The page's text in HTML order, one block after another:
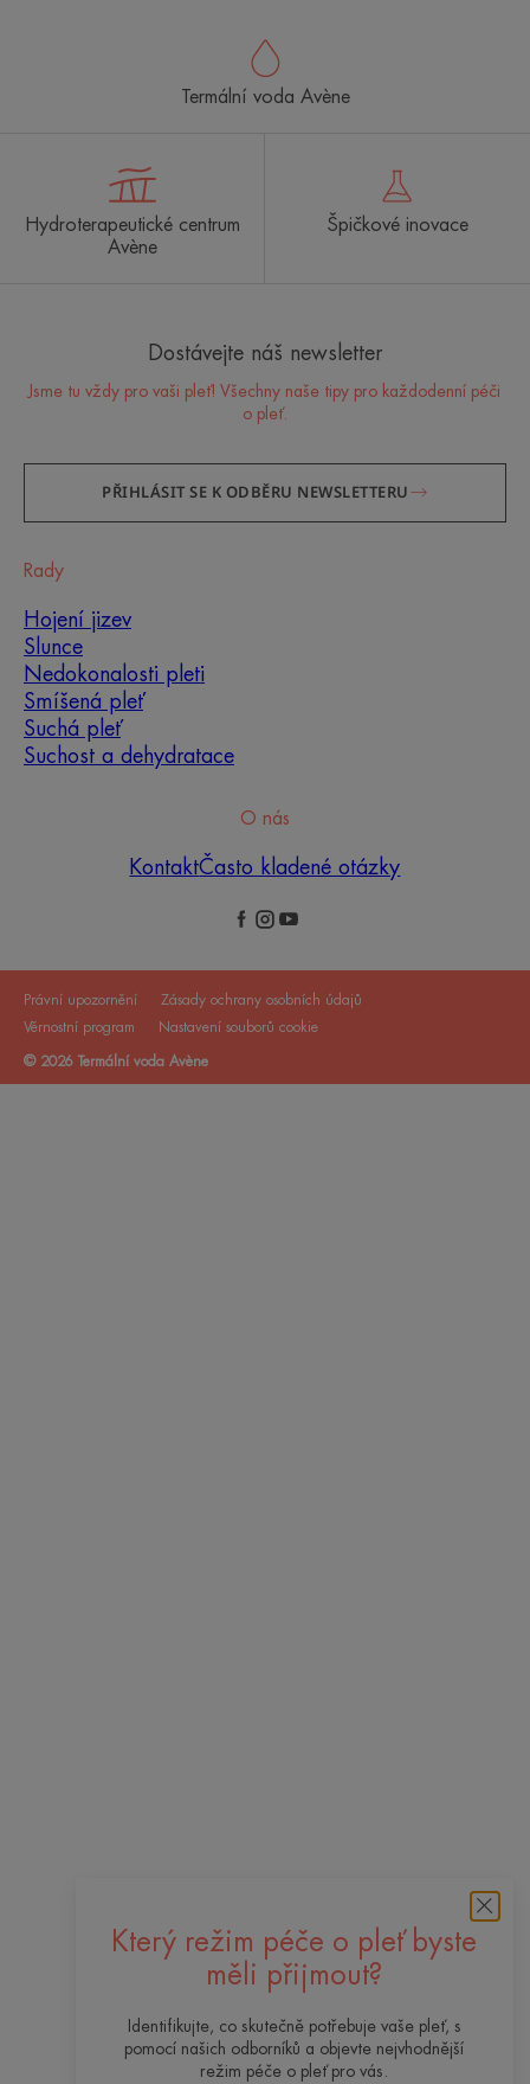
Který režim péče o pleť byste
měli přijmout?
Identifikujte, co skutečně potřebuje vaše pleť, s
pomocí našich odborníků a objevte nejvhodnější
režim péče o pleť pro vás.
Termální voda Avène
Hydroterapeutické centrum
Avène
Špičkové inovace
Dostávejte náš newsletter
Jsme tu vždy pro vaši pleť! Všechny naše tipy pro každodenní péči
o pleť.
PŘIHLÁSIT SE K ODBĚRU NEWSLETTERU
Rady
Hojení jizev
Slunce
Nedokonalosti pleti
Smíšená pleť
Suchá pleť
Suchost a dehydratace
O nás
KontaktČasto kladené otázky
Právní upozornění
Zásady ochrany osobních údajů
Věrnostní program
Nastavení souborů cookie
© 2026 Termální voda Avène